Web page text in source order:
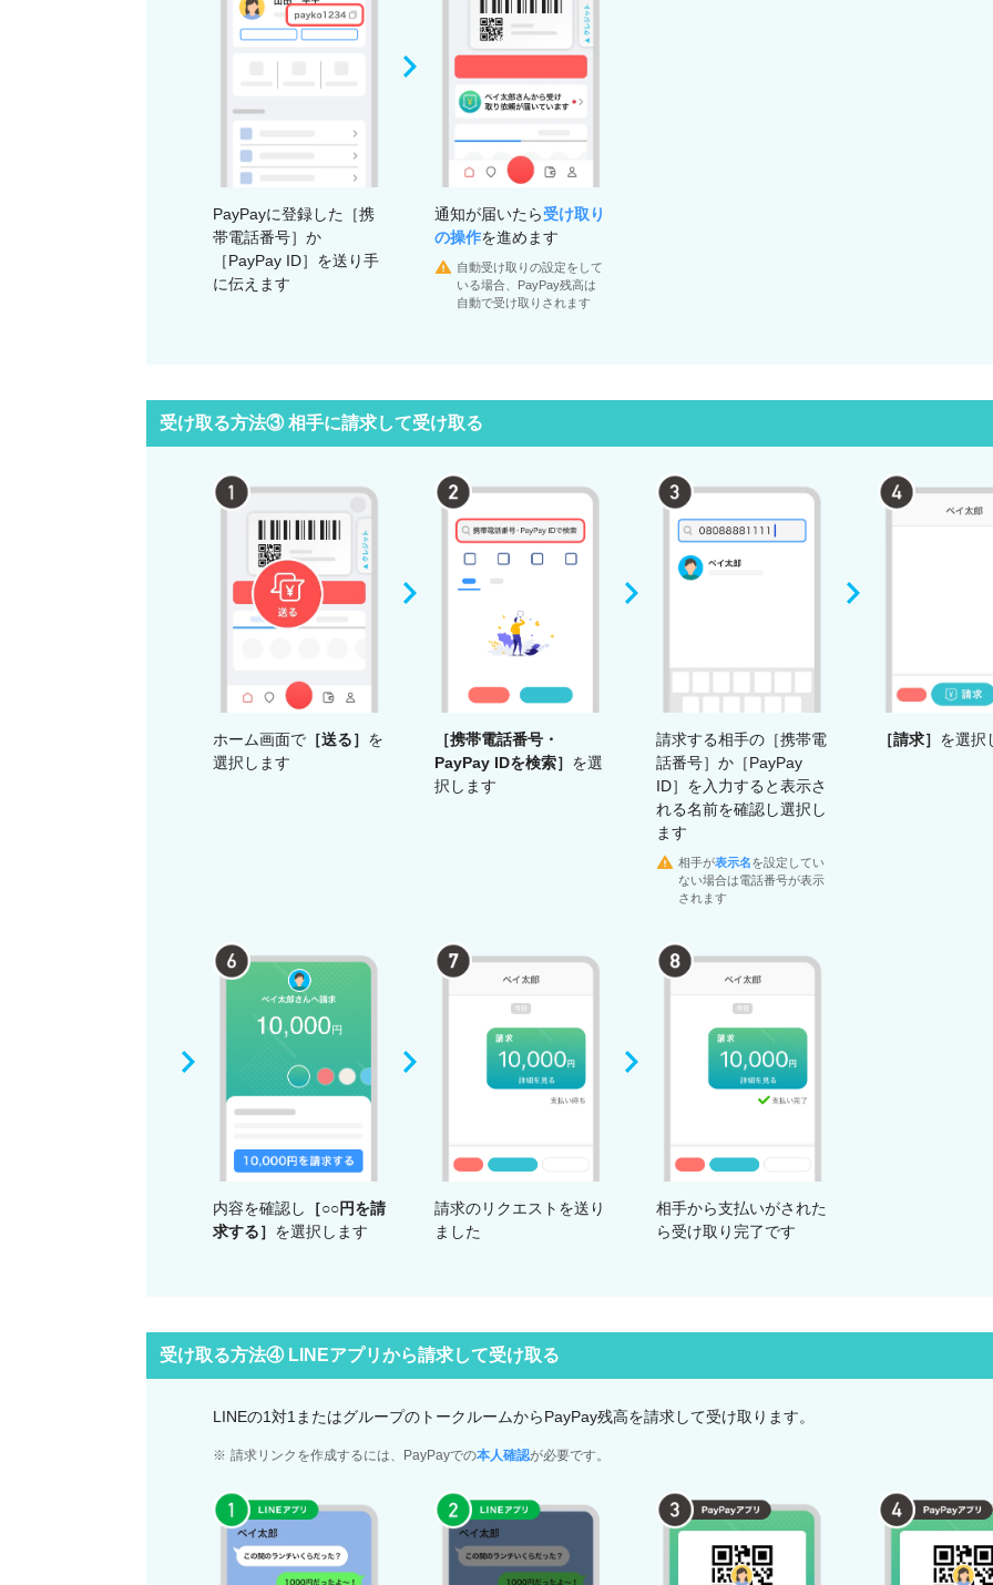
PayPayに登録した［携
帯電話番号］か
［PayPay ID］を送り手
に伝えます
通知が届いたら受け取り
の操作を進めます
自動受け取りの設定をして
いる場合、PayPay残高は
自動で受け取りされます
受け取る方法③ 相手に請求して受け取る
ホーム画面で ［送る］ を
選択します
［携帯電話番号・
PayPay IDを検索］ を選
択します
請求する相手の［携帯電
話番号］か［PayPay
ID］を入力すると表示さ
れる名前を確認し選択し
ます
相手が表示名を設定してい
ない場合は電話番号が表示
されます
［請求］ を選択
内容を確認し
［○○円を請
求する］ を選択します
請求のリクエストを送り
ました
相手から支払いがされた
ら受け取り完了です
受け取る方法④ LINEアプリから請求して受け取る
LINEの1対1またはグループのトークルームからPayPay残高を請求して受け取ります。
請求リンクを作成するには、PayPayでの本人確認が必要です。